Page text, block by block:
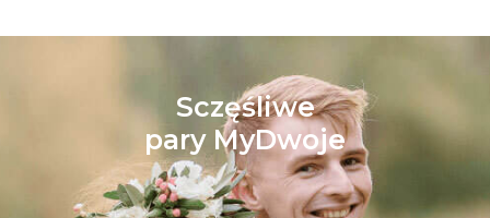
Sczęśliwe
pary MyDwoje